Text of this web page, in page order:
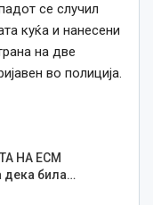
се случил
куќа и нанесени
на две
во полиција.
НА ЕСМ
дека била…